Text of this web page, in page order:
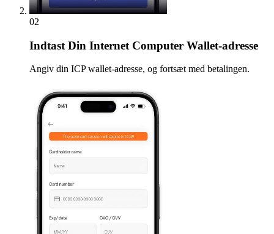
02
Indtast Din Internet Computer Wallet-adresse
Angiv din ICP wallet-adresse, og fortsæt med betalingen.